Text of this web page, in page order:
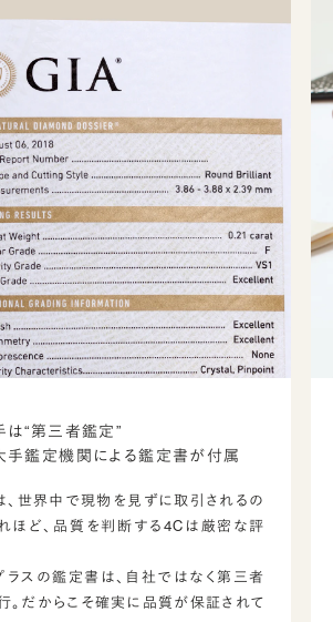
“第三者鑑定”
手鑑定機関による鑑定書が付属
、世界中で現物を見ずに取引されるの
ほど、品質を判断する4Cは厳密な評
ラスの鑑定書は、自社ではなく第三者
。だからこそ確実に品質が保証されて